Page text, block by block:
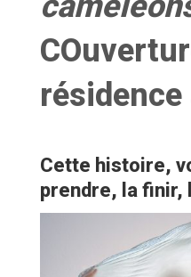
résidence
Cette histoire,
prendre, la finir,